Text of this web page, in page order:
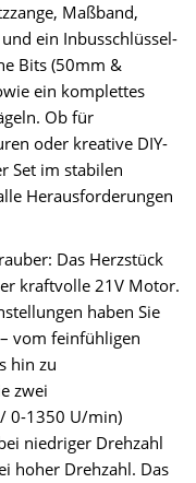
Maßband,
ein Inbusschlüssel-
Bits (50mm &
ein komplettes
Ob für
oder kreative DIY-
Set im stabilen
Herausforderungen
Das Herzstück
kraftvolle 21V Motor.
haben Sie
vom feinfühligen
hin zu
zwei
0-1350 U/min)
niedriger Drehzahl
hoher Drehzahl. Das